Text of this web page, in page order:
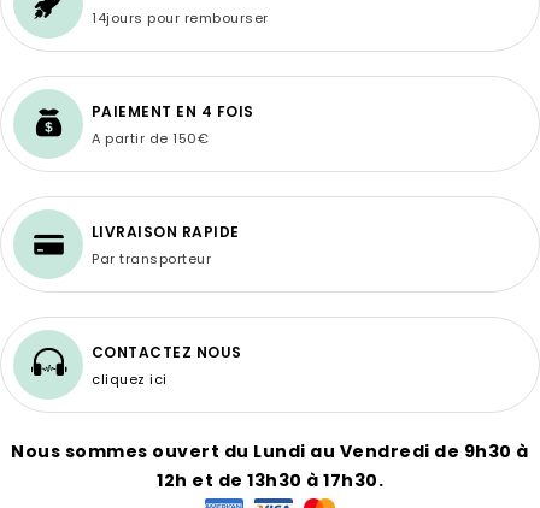
14jours pour rembourser
PAIEMENT EN 4 FOIS
A partir de 150€
LIVRAISON RAPIDE
Par transporteur
CONTACTEZ NOUS
cliquez ici
Nous sommes ouvert du Lundi au Vendredi de 9h30 à
12h et de 13h30 à 17h30.